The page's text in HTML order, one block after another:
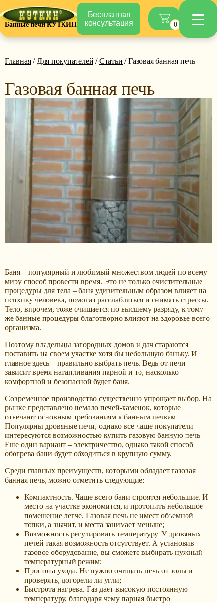
Банные печи КУТКИН
Бесплатная
консультация
0
Главная / Для покупателей /Статьи / Газовая банная печь
Газовая банная печь
Баня – популярный и любимый множеством людей по всему
миру способ провести время. Это не только очистительные
процедуры для тела – баня удивительным образом влияет на
психику человека, помогая расслабляться и снимать стрессы.
Тело, впрочем, тоже очищается по высшему разряду, к тому
же банные процедуры благотворно влияют на здоровье всего
организма.
Поэтому владельцы загородных домов и дач стараются
поставить на своем участке хотя бы небольшую баньку. И
главное здесь – правильно выбрать печь. Ведь от печи
зависит время натапливания парной и то, насколько
комфортной и безопасной будет баня.
Современное производство существенно упрощает выбор. На
рынке представлено немало печей-каменок, которые
отвечают основным требованиям к банным печкам.
Популярны дровяные печи, однако все чаще покупатели
интересуются возможностью купить газовую банную печь.
Еще один вариант – электричество, однако такой способ
обогрева бани будет обходиться в крупную сумму.
Среди главных преимуществ, которыми обладает газовая
банная печь, можно отметить следующие:
Компактность. Чаще всего бани строятся небольшие. И
место на участке экономится, и протопить небольшое
помещение легче. Газовая печь не имеет объемной
топки, а значит, и места занимает меньше;
Возможность регулировать температуру. У дровяных
печей такая возможность отсутствует. А установив
газовое оборудование, вы сможете выбирать нужный
температурный режим;
Простота ухода. Не нужно очищать печь от золы и
проверять, догорели ли угли;
Быстрота нагрева. Газ дает высокую постоянную
температуру, благодаря чему парная быстро